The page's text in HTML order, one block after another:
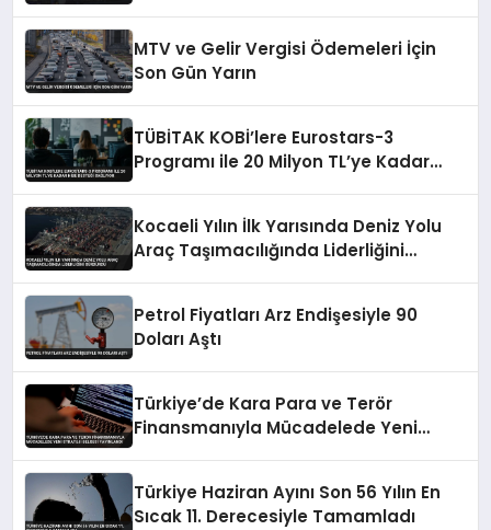
MTV ve Gelir Vergisi Ödemeleri İçin
Son Gün Yarın
TÜBİTAK KOBİ’lere Eurostars-3
Programı ile 20 Milyon TL’ye Kadar
Kocaeli Yılın İlk Yarısında Deniz Yolu
Araç Taşımacılığında Liderliğini
Petrol Fiyatları Arz Endişesiyle 90
Doları Aştı
Türkiye’de Kara Para ve Terör
Finansmanıyla Mücadelede Yeni
Türkiye Haziran Ayını Son 56 Yılın En
Sıcak 11. Derecesiyle Tamamladı